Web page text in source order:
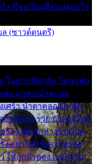
ไง พี่ขอเป็นเพื่อนปลอบใจ
ล (ซาวด์ดนตรี)
ในอกกลัดกลุ้ม โดนแฟน
ล่อ มาพะเน้าพะนอ
ศร้า น้ำตาคลอเบ้า เฝ้า
วทองระรวย บัวทองโศก
ว้าง เมื่อรักห่างร้างไกล
อย่าไปหวังความรวย
ให้ลูกบัวทอง เวรกรรม